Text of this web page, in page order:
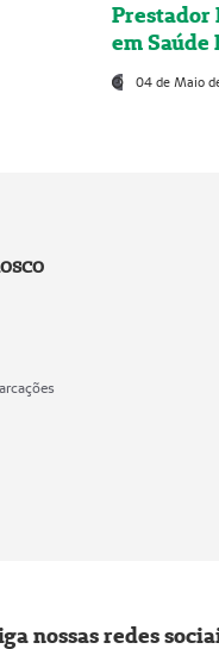
Prestador
em Saúde
04 de Maio
nossas redes